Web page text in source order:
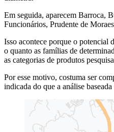
Em seguida, aparecem Barroca,
Funcionários, Prudente de
Isso acontece porque o potencial
o quanto as famílias de
as categorias de produtos
Por esse motivo, costuma ser
indicada do que a análise